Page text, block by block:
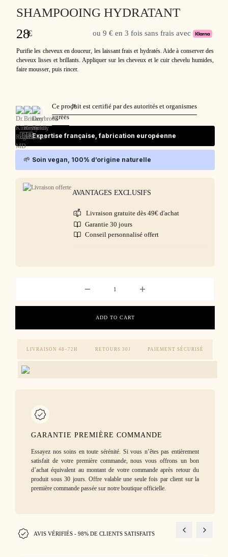
SHAMPOOING HYDRATANT
28
€ ou 9 € en 3 fois sans frais avec
Purifie les cheveux en douceur, les laissant frais et hydratés. Aide à conserver des
cheveux lisses et brillants. Appliquer sur les cheveux et le cuir chevelu humides,
faire mousser, puis rincer.
Ce produit est certifié par des autorités et organismes
agréés
🇫🇷Expertise française, fabrication européenne
🌱 Soin vegan, 100% d’origine naturelle
AVANTAGES EXCLUSIFS
Livraison gratuite dès 49€ d'achat
Garantie 30 jours
Conseil personnalisé offert
ADD TO CART
LIVRAISON 48–72H RETOURS 30J PAIEMENT SÉCURISÉ
GARANTIE PREMIÈRE COMMANDE
Essayez nos soins en toute sérénité. Si vous n’êtes pas entièrement
satisfait de votre première commande, nous vous offrons un bon
d’achat équivalent au montant de votre commande après retour du
produit sous 30 jours. Offre valable une seule fois par client sur la
première commande passée sur notre boutique officielle.
AVIS VÉRIFIÉS - 98% DE CLIENTS SATISFAITS